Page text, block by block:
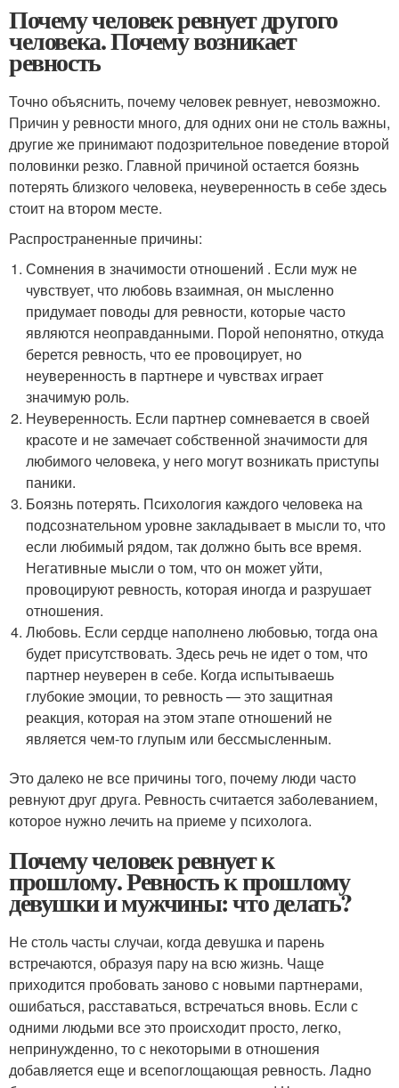
Почему человек ревнует другого
человека. Почему возникает
ревность
Точно объяснить, почему человек ревнует, невозможно.
Причин у ревности много, для одних они не столь важны,
другие же принимают подозрительное поведение второй
половинки резко. Главной причиной остается боязнь
потерять близкого человека, неуверенность в себе здесь
стоит на втором месте.
Распространенные причины:
Сомнения в значимости отношений . Если муж не
чувствует, что любовь взаимная, он мысленно
придумает поводы для ревности, которые часто
являются неоправданными. Порой непонятно, откуда
берется ревность, что ее провоцирует, но
неуверенность в партнере и чувствах играет
значимую роль.
Неуверенность. Если партнер сомневается в своей
красоте и не замечает собственной значимости для
любимого человека, у него могут возникать приступы
паники.
Боязнь потерять. Психология каждого человека на
подсознательном уровне закладывает в мысли то, что
если любимый рядом, так должно быть все время.
Негативные мысли о том, что он может уйти,
провоцируют ревность, которая иногда и разрушает
отношения.
Любовь. Если сердце наполнено любовью, тогда она
будет присутствовать. Здесь речь не идет о том, что
партнер неуверен в себе. Когда испытываешь
глубокие эмоции, то ревность — это защитная
реакция, которая на этом этапе отношений не
является чем-то глупым или бессмысленным.
Это далеко не все причины того, почему люди часто
ревнуют друг друга. Ревность считается заболеванием,
которое нужно лечить на приеме у психолога.
Почему человек ревнует к
прошлому. Ревность к прошлому
девушки и мужчины: что делать?
Не столь часты случаи, когда девушка и парень
встречаются, образуя пару на всю жизнь. Чаще
приходится пробовать заново с новыми партнерами,
ошибаться, расставаться, встречаться вновь. Если с
одними людьми все это происходит просто, легко,
непринужденно, то с некоторыми в отношения
добавляется еще и всепоглощающая ревность. Ладно